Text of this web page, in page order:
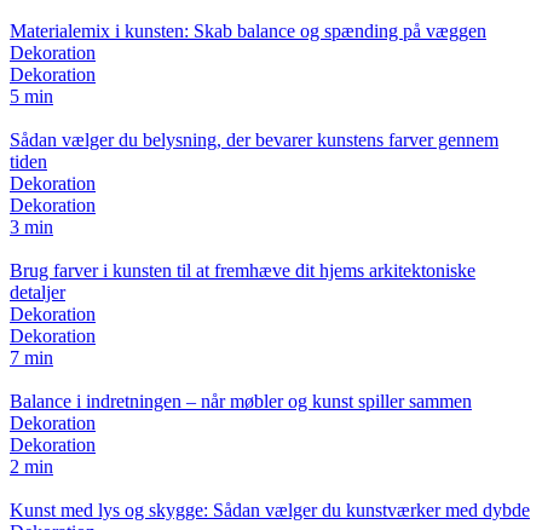
Materialemix i kunsten: Skab balance og spænding på væggen
Dekoration
Dekoration
5 min
Sådan vælger du belysning, der bevarer kunstens farver gennem
tiden
Dekoration
Dekoration
3 min
Brug farver i kunsten til at fremhæve dit hjems arkitektoniske
detaljer
Dekoration
Dekoration
7 min
Balance i indretningen – når møbler og kunst spiller sammen
Dekoration
Dekoration
2 min
Kunst med lys og skygge: Sådan vælger du kunstværker med dybde